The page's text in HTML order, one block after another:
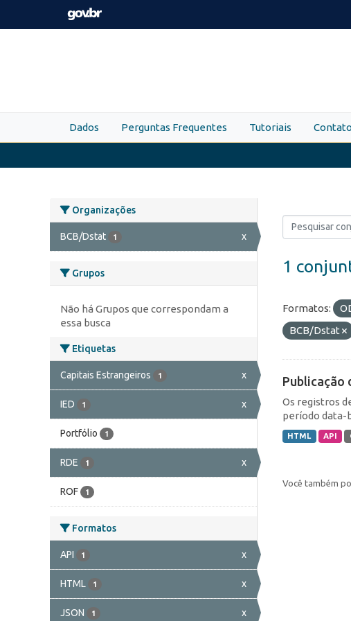
Skip to main content
Dados Perguntas Frequentes Tutoriais Contato
Organizações
BCB/Dstat 1 x
Grupos
Não há Grupos que correspondam a
essa busca
Etiquetas
Capitais Estrangeiros 1 x
IED 1 x
Portfólio 1
RDE 1 x
ROF 1
Formatos
API 1 x
HTML 1 x
JSON 1 x
1
Formatos:
BCB/Dstat
Publicação
Os registros
período data-
HTML API
Você também